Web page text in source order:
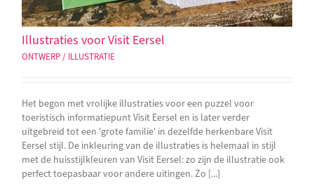
Illustraties voor Visit Eersel
ONTWERP / ILLUSTRATIE
Het begon met vrolijke illustraties voor een puzzel voor
toeristisch informatiepunt Visit Eersel en is later verder
uitgebreid tot een 'grote familie' in dezelfde herkenbare Visit
Eersel stijl. De inkleuring van de illustraties is helemaal in stijl
met de huisstijlkleuren van Visit Eersel: zo zijn de illustratie ook
perfect toepasbaar voor andere uitingen. Zo [...]